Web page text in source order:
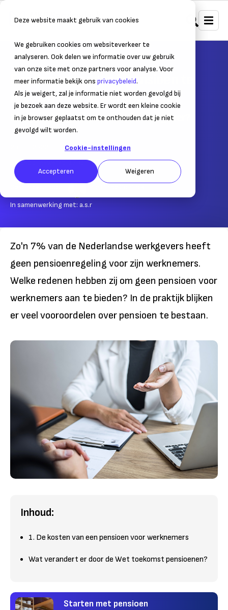
Deze website maakt gebruik van cookies
We gebruiken cookies om websiteverkeer te
analyseren. Ook delen we informatie over uw gebruik
van onze site met onze partners voor analyse. Voor
meer informatie bekijk ons privacybeleid.
Als je weigert, zal je informatie niet worden gevolgd bij
je bezoek aan deze website. Er wordt een kleine cookie
in je browser geplaatst om te onthouden dat je niet
gevolgd wilt worden.
Cookie-instellingen
Accepteren Weigeren
Home Bedrijfsvoering Verzekeren & pensioen
5 redenen om geen pensioen te
regelen voor je werknemers
Bied je wel of geen pensioen als werkgever?
– Leestijd: 4min.
Laatst bijgewerkt:17 april 2026
In samenwerking met: a.s.r
Zo'n 7% van de Nederlandse werkgevers heeft
geen pensioenregeling voor zijn werknemers.
Welke redenen hebben zij om geen pensioen voor
werknemers aan te bieden? In de praktijk blijken
er veel vooroordelen over pensioen te bestaan.
Inhoud:
1. De kosten van een pensioen voor werknemers
Wat verandert er door de Wet toekomst pensioenen?
Starten met pensioen